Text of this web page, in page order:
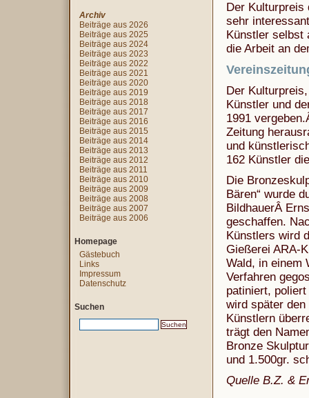
Der Kulturpreis
sehr
Künstler selbst
die Arbeit an
Der
Künstler und
1991
Zeitung
und
162 Künstler
Die
Bären“ wurde
BildhauerÂ
geschaffen.
Künstlers wird
Gießerei ARA-
Wald, in einem
Verfahren
patiniert,
wird später
Künstlern
trägt den
Bronze
und 1.500gr.
Quelle B.Z. &
Archiv
Beiträge aus 2026
Beiträge aus 2025
Beiträge aus 2024
Beiträge aus 2023
Beiträge aus 2022
Beiträge aus 2021
Beiträge aus 2020
Beiträge aus 2019
Beiträge aus 2018
Beiträge aus 2017
Beiträge aus 2016
Beiträge aus 2015
Beiträge aus 2014
Beiträge aus 2013
Beiträge aus 2012
Beiträge aus 2011
Beiträge aus 2010
Beiträge aus 2009
Beiträge aus 2008
Beiträge aus 2007
Beiträge aus 2006
Homepage
Gästebuch
Links
Impressum
Datenschutz
Suchen